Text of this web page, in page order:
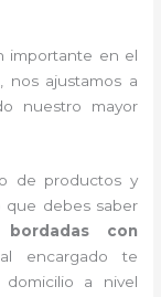
importante en el
nos ajustamos a
nuestro mayor
de productos y
que debes saber
bordadas con
encargado te
a nivel